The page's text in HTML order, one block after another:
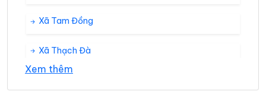
Xã Tam Đồng
Xã Thạch Đà
Xem thêm